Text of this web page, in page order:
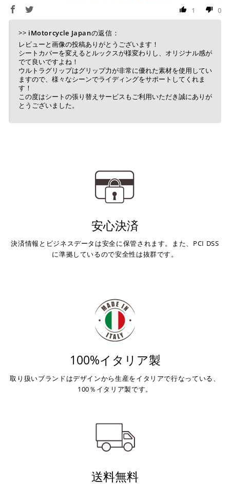
1 0
>> iMotorcycle Japanの返信：
レビューと画像の投稿ありがとうございます！
シートカバーを変えるとルックスが様変わりし、オリジナル感が
でて良いですよね！
ウルトラグリップはグリップ力が非常に優れた素材を使用してい
ますので、様々なシーンでライディングをサポートしてくれま
す！
この度はシートの張り替えサービスもご利用いただき誠にありが
とうございました。
安心決済
決済情報とビジネスデータは安全に保管されます。また、PCI DSS
に準拠しているので安全性は抜群です。
100%イタリア製
取り扱いブランドはデザインから生産をイタリアで行なっている、
100％イタリア製です。
送料無料